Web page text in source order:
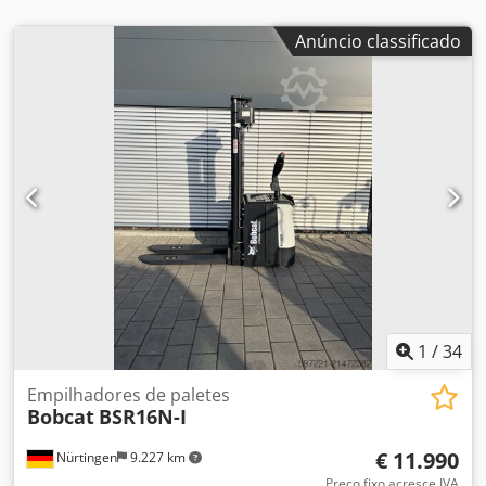
Anúncio classificado
1 /34
Nürtingen 9.227 km
Empilhadores de paletes
Bobcat BSR16N-I
€ 11.990